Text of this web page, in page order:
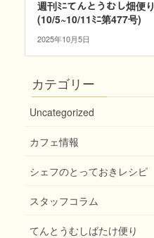
週刊ﾐﾆてんとうむし畑便り
(10/5~10/11ﾐﾆ第477号)
2025年10月5日
カテゴリー
Uncategorized
カフェ情報
シェフのとっておきレシピ
スタッフコラム
てんとうむしばたけ便り